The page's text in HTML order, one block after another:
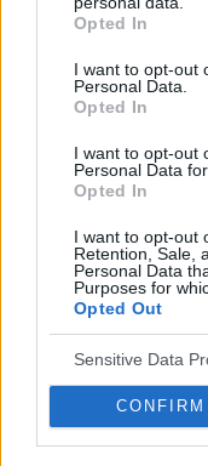
Opted In
I want to opt-out
Personal Data.
Opted In
I want to opt-out
Personal Data
Opted In
I want to opt-out
Retention, Sale,
Personal Data
Purposes for
Opted Out
Sensitive Data
CONFIRM
Reklama: